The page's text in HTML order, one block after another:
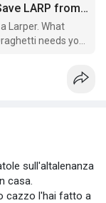
Fundraiser by Ale Nereya Draghetti : Save LARP from Covid-19
Larper. What
needs your
sull'altalenanza
casa.
cazzo l'hai fatto a